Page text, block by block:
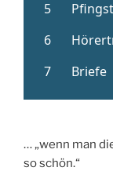
… „wenn man
so schön.“